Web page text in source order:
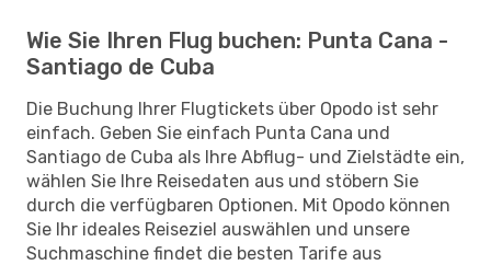
Wie Sie Ihren Flug buchen: Punta Cana -
Santiago de Cuba
Die Buchung Ihrer Flugtickets über Opodo ist sehr
einfach. Geben Sie einfach Punta Cana und
Santiago de Cuba als Ihre Abflug- und Zielstädte ein,
wählen Sie Ihre Reisedaten aus und stöbern Sie
durch die verfügbaren Optionen. Mit Opodo können
Sie Ihr ideales Reiseziel auswählen und unsere
Suchmaschine findet die besten Tarife aus